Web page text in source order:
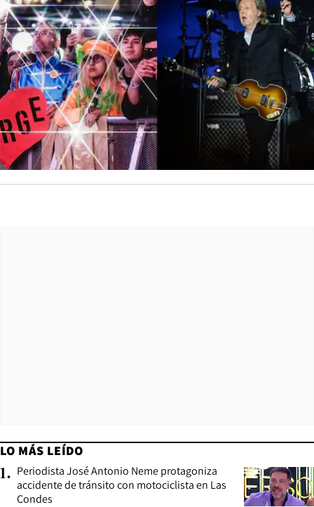
LO MÁS LEÍDO
1. Periodista José Antonio Neme protagoniza
accidente de tránsito con motociclista en Las
Condes